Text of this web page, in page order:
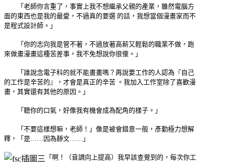
「老師你言重了，事實上我不想繼承父親的產業，雖然電腦方
面的東西也是我的最愛，不過真的要選 的話，我想當個漫畫家而不
是程式設計師。」
「你的志向我是管不著，不過放著高薪又輕鬆的職業不做，跑
來做畫漫畫這種苦差事，我不免想說你很傻。」
「誰說念電子科的就不能畫畫嗎？再說要工作的人認為『自己
的工作是辛苦的』，才會是真正的辛苦 。我加入工作室除了喜歡漫
畫，其實還有其他的原因。」
「聽你的口氣，好像我有機會成為配角的樣子。」
「不要這樣想嘛，老師！」像是被會錯意一般，彥勤極力想解
釋，「是……因為靜文……」
「啊！（音調向上提高）我早該查覺到的，每次你工